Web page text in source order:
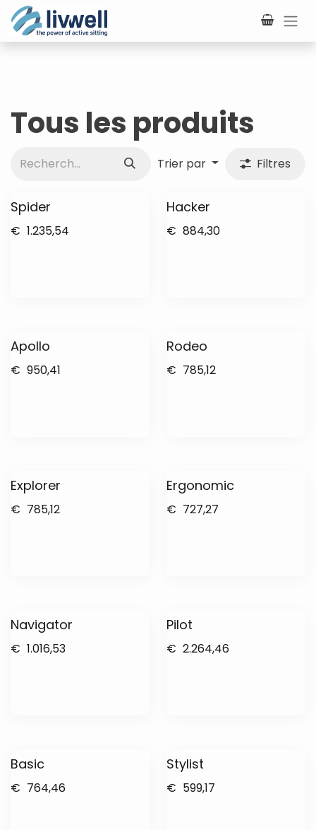
Se rendre au contenu
Tous les produits
Trier par Filtres
Spider
€ 1.235,54
Hacker
€ 884,30
Apollo
€ 950,41
Rodeo
€ 785,12
Explorer
€ 785,12
Ergonomic
€ 727,27
Navigator
€ 1.016,53
Pilot
€ 2.264,46
Basic
€ 764,46
Stylist
€ 599,17